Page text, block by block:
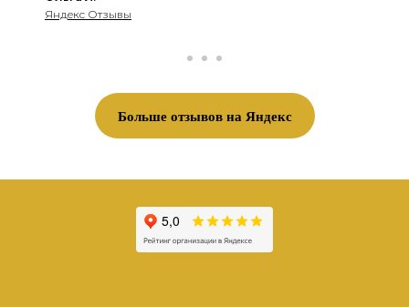
Яндекс Отзывы
Больше отзывов на Яндекс